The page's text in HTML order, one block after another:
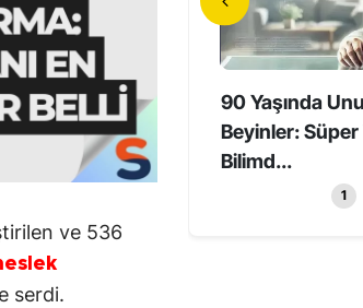
ve 536
serdi.
Yerli Yıldızı 73
Hayatını Kaybetti
90 Yaşında
Beyinler: Süper
Bilimd...
1